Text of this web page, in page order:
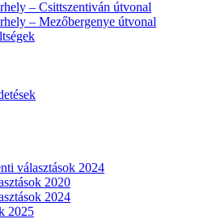
– Csittszentiván útvonal
– Mezőbergenye útvonal
választások 2024
2020
2024
2025